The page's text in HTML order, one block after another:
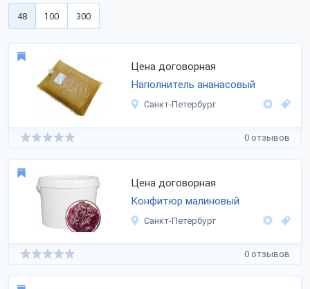
48 100 300
Цена договорная
Наполнитель ананасовый
Санкт-Петербург
0 отзывов
Цена договорная
Конфитюр малиновый
Санкт-Петербург
0 отзывов